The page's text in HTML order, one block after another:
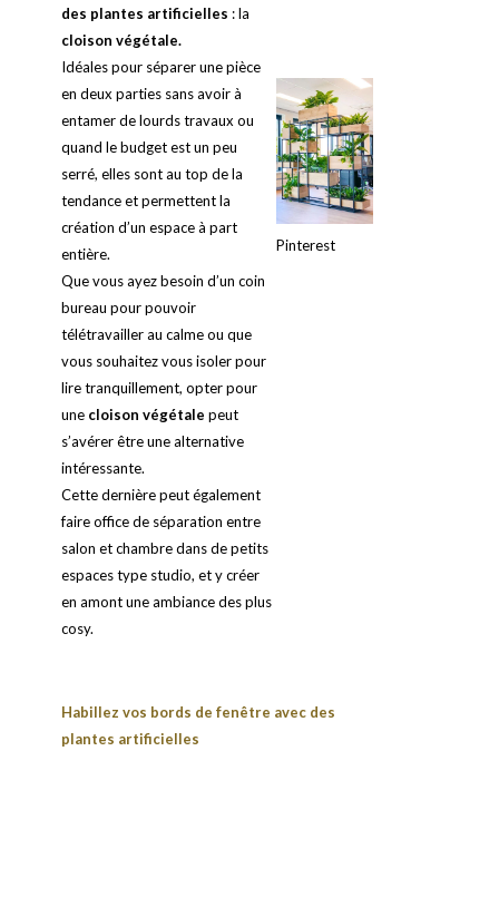
des plantes artificielles : la
cloison végétale.
Idéales pour séparer une pièce
en deux parties sans avoir à
entamer de lourds travaux ou
quand le budget est un peu
serré, elles sont au top de la
tendance et permettent la
création d’un espace à part
entière.
Que vous ayez besoin d’un coin
bureau pour pouvoir
télétravailler au calme ou que
vous souhaitez vous isoler pour
lire tranquillement, opter pour
une cloison végétale peut
s’avérer être une alternative
intéressante.
Cette dernière peut également
faire office de séparation entre
salon et chambre dans de petits
espaces type studio, et y créer
en amont une ambiance des plus
cosy.
Pinterest
Habillez vos bords de fenêtre avec des
plantes artificielles